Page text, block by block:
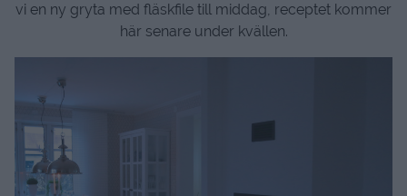
vi en ny gryta med fläskfile till middag, receptet kommer
här senare under kvällen.